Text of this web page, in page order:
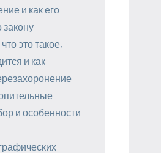
и как его
это такое,
и как
и особенности